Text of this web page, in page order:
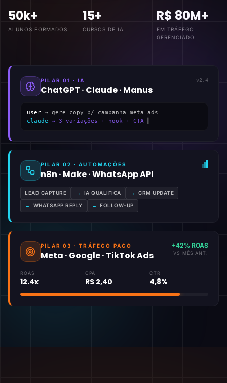
50k+
ALUNOS FORMADOS
15+
CURSOS DE IA
R$ 80M+
EM TRÁFEGO
GERENCIADO
PILAR 01 · IA
ChatGPT · Claude · Manus
v2.4
user → gere copy p/ campanha meta ads
claude → 3 variações + hook + CTA
PILAR 02 · AUTOMAÇÕES
n8n · Make · WhatsApp API
LEAD CAPTURE → IA QUALIFICA → CRM UPDATE
→ WHATSAPP REPLY → FOLLOW-UP
PILAR 03 · TRÁFEGO PAGO
Meta · Google · TikTok Ads
+42% ROAS
VS MÊS ANT.
ROAS
12.4x
CPA
R$ 2,40
CTR
4,8%